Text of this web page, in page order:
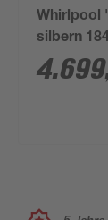
Whirlpool
silbern
cm
4.699